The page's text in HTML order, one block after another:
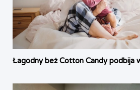
Łagodny beż Cotton Candy podbija